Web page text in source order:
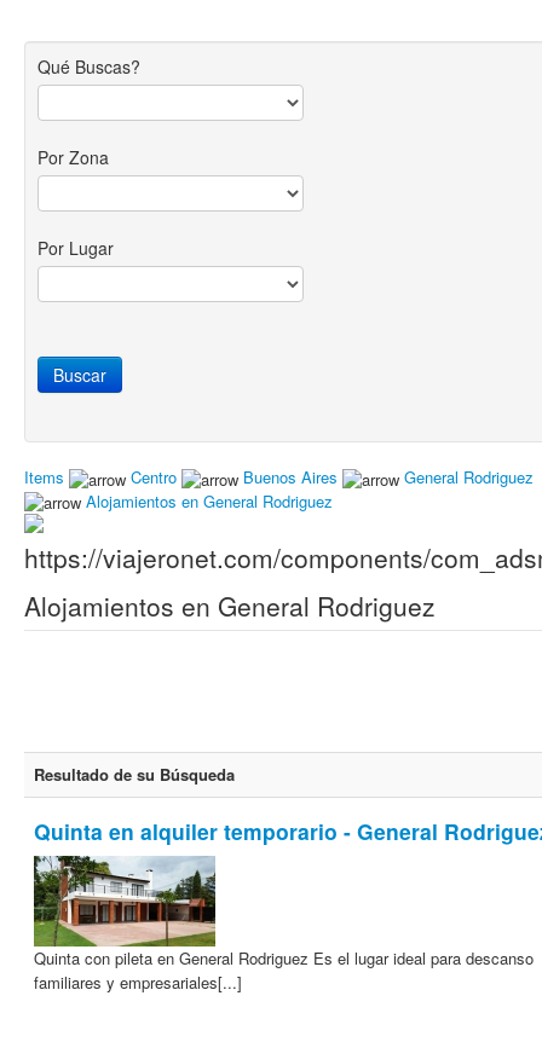
Qué Buscas?
Por Zona
Por Lugar
Items Centro Buenos Aires
General Rodriguez
Alojamientos en General Rodriguez
Alojamientos en General Rodriguez
Resultado de su Búsqueda
Quinta en alquiler temporario - General
Quinta con pileta en General Rodriguez Es el lugar ideal para descanso
familiares y empresariales[...]